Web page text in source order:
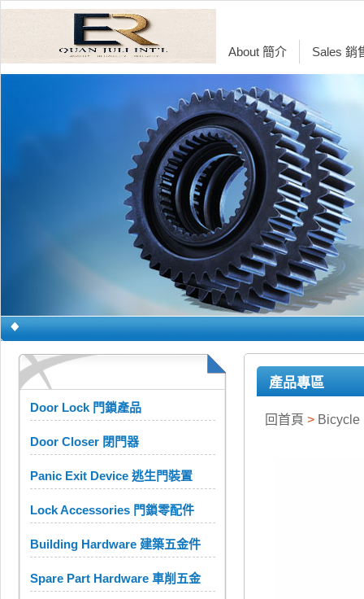
About 簡介 Sales 銷
Door Lock 門鎖產品
Door Closer 閉門器
Panic Exit Device 逃生門裝置
Lock Accessories 門鎖零配件
Building Hardware 建築五金件
Spare Part Hardware 車削五金
產品專區
回首頁 > Bicycle